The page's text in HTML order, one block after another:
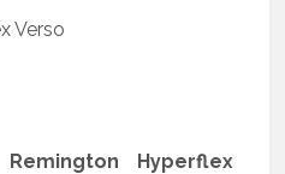
Remington Hyperflex